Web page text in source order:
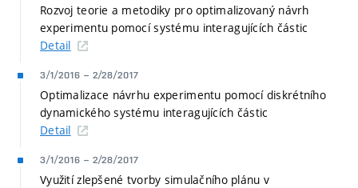
Rozvoj teorie a metodiky pro optimalizovaný návrh
experimentu pomocí systému interagujících částic
Detail
3/1/2016 – 2/28/2017
Optimalizace návrhu experimentu pomocí diskrétního
dynamického systému interagujících částic
Detail
3/1/2016 – 2/28/2017
Využití zlepšené tvorby simulačního plánu v